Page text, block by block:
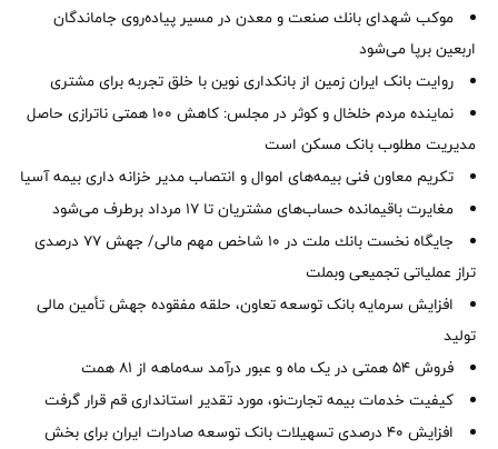
موكب شهدای بانك صنعت و معدن در مسیر پیاده‌روی جاماندگان
اربعین برپا می‌شود
روایت بانک ایران زمین از بانکداری نوین با خلق تجربه برای مشتری
نماینده مردم خلخال و کوثر در مجلس: کاهش ۱۰۰ همتی ناترازی حاصل
مدیریت مطلوب بانک مسکن است
تکریم معاون فنی بیمه‌های اموال و انتصاب مدیر خزانه داری بیمه آسیا
مغایرت‌ باقیمانده حساب‌های مشتریان تا ۱۷ مرداد برطرف می‌شود
جایگاه نخست بانك ملت در 10 شاخص مهم مالی/ جهش 77 درصدی
تراز عملیاتی تجمیعی وبملت
افزایش سرمایه بانک توسعه تعاون، حلقه مفقوده جهش تأمین مالی
تولید
فروش 54 همتی در یک ماه و عبور درآمد سه‌ماهه از 81 همت
کیفیت خدمات بیمه تجارت‌نو، مورد تقدیر استانداری قم قرار گرفت
افزایش 40 درصدی تسهیلات بانک توسعه صادرات ایران برای بخش